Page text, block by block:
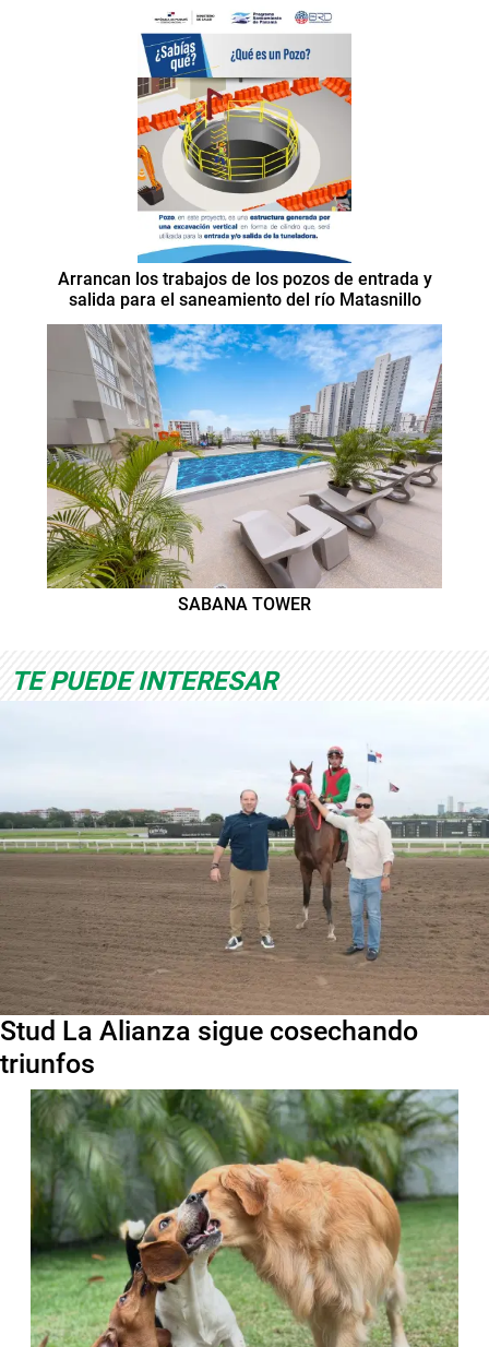
Arrancan los trabajos de los pozos de entrada y
salida para el saneamiento del río Matasnillo
SABANA TOWER
TE PUEDE INTERESAR
Stud La Alianza sigue cosechando
triunfos